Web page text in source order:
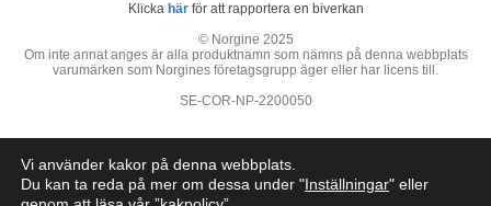
Klicka härför att rapportera en biverkan
© Norgine 2025
Om inte annat anges är alla produktnamn som nämns på denna webbplats
varumärken som Norgines företagsgrupp äger eller har licens till.
SE-COR-NP-2200050
Vi använder kakor på denna webbplats.
Du kan ta reda på mer om dessa under "Inställningar" eller